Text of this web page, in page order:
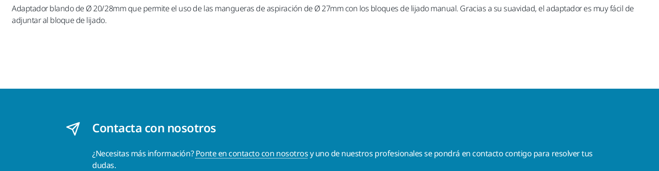
Adaptador blando de Ø 20/28mm que permite el uso de las mangueras de aspiración de Ø 27mm con los bloques de lijado manual. Gracias a su suavidad, el adaptador es muy fácil de
adjuntar al bloque de lijado.
Contacta con nosotros
¿Necesitas más información?Ponte en contacto con nosotrosy uno de nuestros profesionales se pondrá en contacto contigo para resolver tus
dudas.